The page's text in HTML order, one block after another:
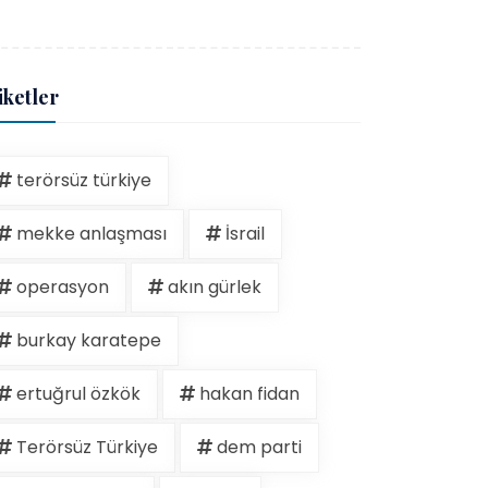
terörsüz türkiye
mekke anlaşması İsrail
operasyon akın gürlek
burkay karatepe
ertuğrul özkök hakan fidan
Terörsüz Türkiye dem parti